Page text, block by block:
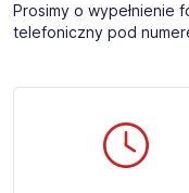
Prosimy o wypełnienie
telefoniczny pod